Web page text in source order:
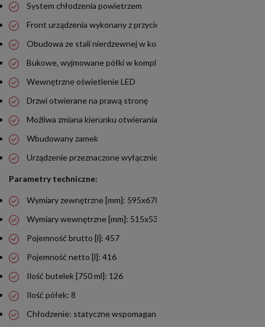
System chłodzenia powietrzem
Front urządzenia wykonany z przyciemnianego szkła
Obudowa ze stali nierdzewnej w kolorze czarnym
Bukowe, wyjmowane półki w komplecie
Wewnętrzne oświetlenie LED
Drzwi otwierane na prawą stronę
Możliwa zmiana kierunku otwierania drzwi
Wbudowany zamek
Urządzenie przeznaczone wyłącznie do przechowywania wina
Parametry techniczne:
Wymiary zewnętrzne [mm]: 595x678x1761
Wymiary wewnętrzne [mm]: 515x530x1585
Pojemność brutto [l]: 457
Pojemność netto [l]: 416
Ilość butelek [750 ml]: 126
Ilość półek: 8
Chłodzenie: statyczne wspomagane wentylatorem